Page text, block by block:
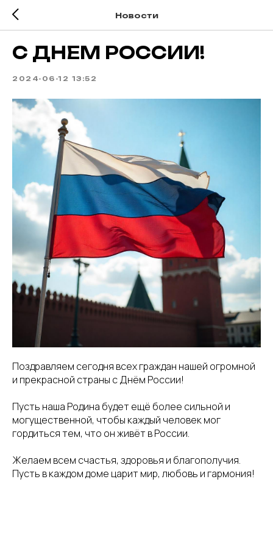
Новости
С ДНЕМ РОССИИ!
2024-06-12 13:52
Поздравляем сегодня всех граждан нашей огромной
и прекрасной страны с Днём России!
Пусть наша Родина будет ещё более сильной и
могущественной, чтобы каждый человек мог
гордиться тем, что он живёт в России.
Желаем всем счастья, здоровья и благополучия.
Пусть в каждом доме царит мир, любовь и гармония!